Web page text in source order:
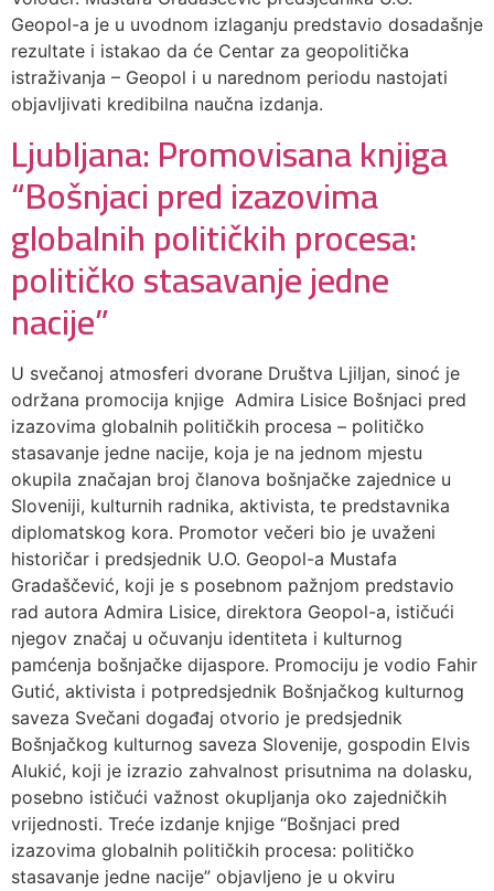
Geopol-a je u uvodnom izlaganju predstavio dosadašnje
rezultate i istakao da će Centar za geopolitička
istraživanja – Geopol i u narednom periodu nastojati
objavljivati kredibilna naučna izdanja.
Ljubljana: Promovisana knjiga
“Bošnjaci pred izazovima
globalnih političkih procesa:
političko stasavanje jedne
nacije”
U svečanoj atmosferi dvorane Društva Ljiljan, sinoć je
održana promocija knjige Admira Lisice Bošnjaci pred
izazovima globalnih političkih procesa – političko
stasavanje jedne nacije, koja je na jednom mjestu
okupila značajan broj članova bošnjačke zajednice u
Sloveniji, kulturnih radnika, aktivista, te predstavnika
diplomatskog kora. Promotor večeri bio je uvaženi
historičar i predsjednik U.O. Geopol-a Mustafa
Gradaščević, koji je s posebnom pažnjom predstavio
rad autora Admira Lisice, direktora Geopol-a, ističući
njegov značaj u očuvanju identiteta i kulturnog
pamćenja bošnjačke dijaspore. Promociju je vodio Fahir
Gutić, aktivista i potpredsjednik Bošnjačkog kulturnog
saveza Svečani događaj otvorio je predsjednik
Bošnjačkog kulturnog saveza Slovenije, gospodin Elvis
Alukić, koji je izrazio zahvalnost prisutnima na dolasku,
posebno ističući važnost okupljanja oko zajedničkih
vrijednosti. Treće izdanje knjige “Bošnjaci pred
izazovima globalnih političkih procesa: političko
stasavanje jedne nacije” objavljeno je u okviru